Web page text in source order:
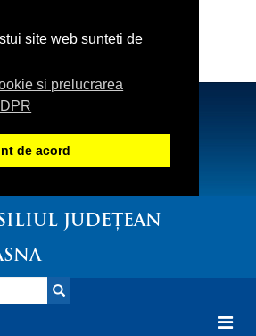
site web sunteti de
si prelucrarea
de acord
JUDEȚEAN